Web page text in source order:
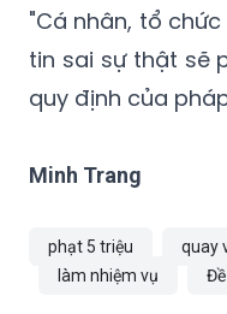
"Cá nhân, tổ
tin sai sự thật sẽ
quy định của
Minh Trang
phạt 5 triệu quay
làm nhiệm vụ